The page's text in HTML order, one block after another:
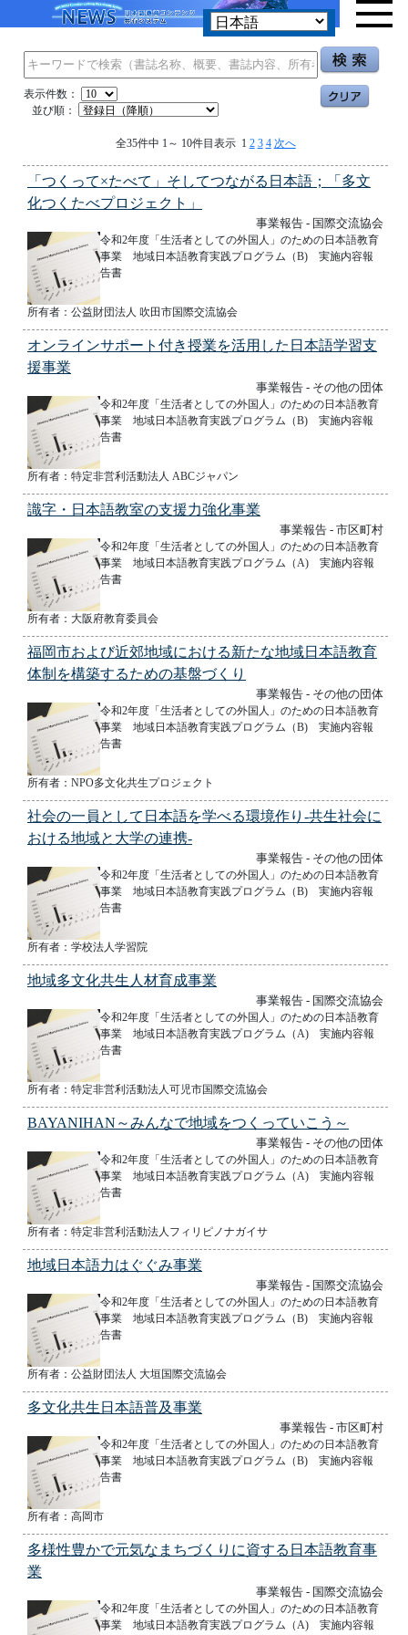
表示件数：
並び順：
全35件中 1～ 10件目表示 1 2 3 4 次へ
「つくって×たべて」そしてつながる日本語；「多文
化つくたべプロジェクト」
事業報告 - 国際交流協会
令和2年度「生活者としての外国人」のための日本語教育
事業 地域日本語教育実践プログラム（B) 実施内容報
告書
所有者：公益財団法人 吹田市国際交流協会
オンラインサポート付き授業を活用した日本語学習支
援事業
事業報告 - その他の団体
令和2年度「生活者としての外国人」のための日本語教育
事業 地域日本語教育実践プログラム（B) 実施内容報
告書
所有者：特定非営利活動法人 ABCジャパン
識字・日本語教室の支援力強化事業
事業報告 - 市区町村
令和2年度「生活者としての外国人」のための日本語教育
事業 地域日本語教育実践プログラム（A) 実施内容報
告書
所有者：大阪府教育委員会
福岡市および近郊地域における新たな地域日本語教育
体制を構築するための基盤づくり
事業報告 - その他の団体
令和2年度「生活者としての外国人」のための日本語教育
事業 地域日本語教育実践プログラム（B) 実施内容報
告書
所有者：NPO多文化共生プロジェクト
社会の一員として日本語を学べる環境作り-共生社会に
おける地域と大学の連携-
事業報告 - その他の団体
令和2年度「生活者としての外国人」のための日本語教育
事業 地域日本語教育実践プログラム（B) 実施内容報
告書
所有者：学校法人学習院
地域多文化共生人材育成事業
事業報告 - 国際交流協会
令和2年度「生活者としての外国人」のための日本語教育
事業 地域日本語教育実践プログラム（A) 実施内容報
告書
所有者：特定非営利活動法人可児市国際交流協会
BAYANIHAN～みんなで地域をつくっていこう～
事業報告 - その他の団体
令和2年度「生活者としての外国人」のための日本語教育
事業 地域日本語教育実践プログラム（A) 実施内容報
告書
所有者：特定非営利活動法人フィリピノナガイサ
地域日本語力はぐぐみ事業
事業報告 - 国際交流協会
令和2年度「生活者としての外国人」のための日本語教育
事業 地域日本語教育実践プログラム（B) 実施内容報
告書
所有者：公益財団法人 大垣国際交流協会
多文化共生日本語普及事業
事業報告 - 市区町村
令和2年度「生活者としての外国人」のための日本語教育
事業 地域日本語教育実践プログラム（B) 実施内容報
告書
所有者：高岡市
多様性豊かで元気なまちづくりに資する日本語教育事
業
事業報告 - 国際交流協会
令和2年度「生活者としての外国人」のための日本語教育
事業 地域日本語教育実践プログラム（A) 実施内容報